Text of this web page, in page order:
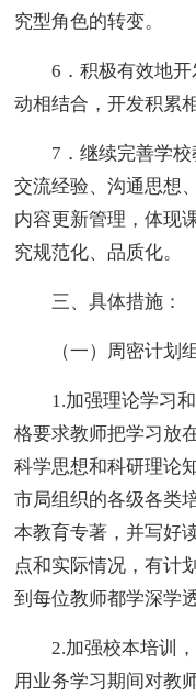
究型角色的转变。
6．积极有效地
动相结合，开发积累
7．继续完善学
交流经验、沟通思想
内容更新管理，体现
究规范化、品质化。
三、具体措施：
（一）周密计划
1.加强理论学习
格要求教师把学习放
科学思想和科研理论
市局组织的各级各类
本教育专著，并写好
点和实际情况，有计
到每位教师都学深学
2.加强校本培训
用业务学习期间对教